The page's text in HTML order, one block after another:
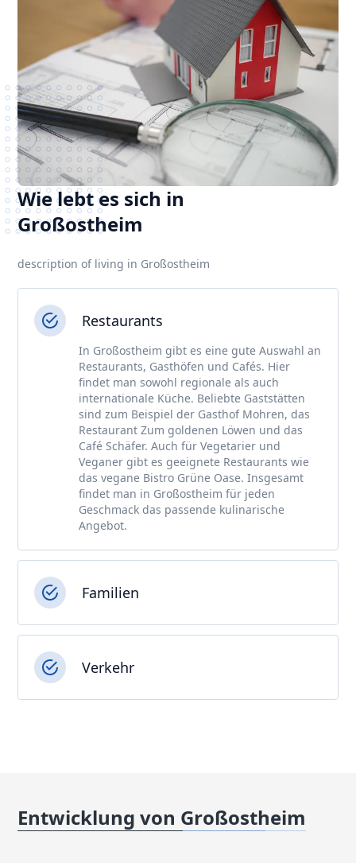
Wie lebt es sich in
Großostheim
description of living in Großostheim
Restaurants
In Großostheim gibt es eine gute Auswahl an
Restaurants, Gasthöfen und Cafés. Hier
findet man sowohl regionale als auch
internationale Küche. Beliebte Gaststätten
sind zum Beispiel der Gasthof Mohren, das
Restaurant Zum goldenen Löwen und das
Café Schäfer. Auch für Vegetarier und
Veganer gibt es geeignete Restaurants wie
das vegane Bistro Grüne Oase. Insgesamt
findet man in Großostheim für jeden
Geschmack das passende kulinarische
Angebot.
Familien
Verkehr
Entwicklung von Großostheim